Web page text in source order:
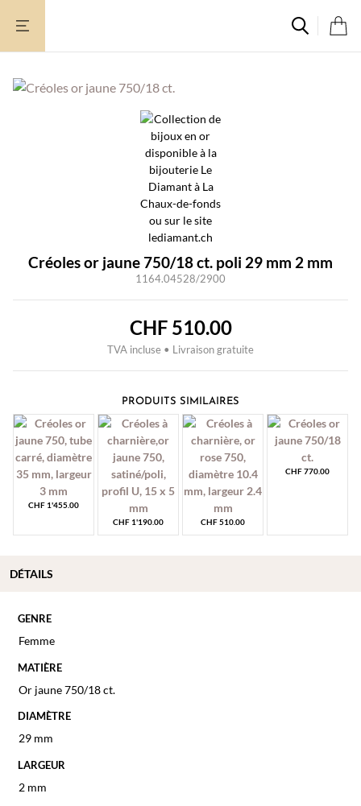
Créoles or jaune 750/18 ct. poli 29 mm 2 mm
1164.04528/2900
CHF510.00
TVA incluse • Livraison gratuite
PRODUITS SIMILAIRES
CHF 1'455.00
CHF 1'190.00 CHF510.00
CHF770.00
GENRE
Femme
MATIÈRE
Or jaune 750/18 ct.
DIAMÈTRE
29 mm
LARGEUR
2 mm
DÉTAILS